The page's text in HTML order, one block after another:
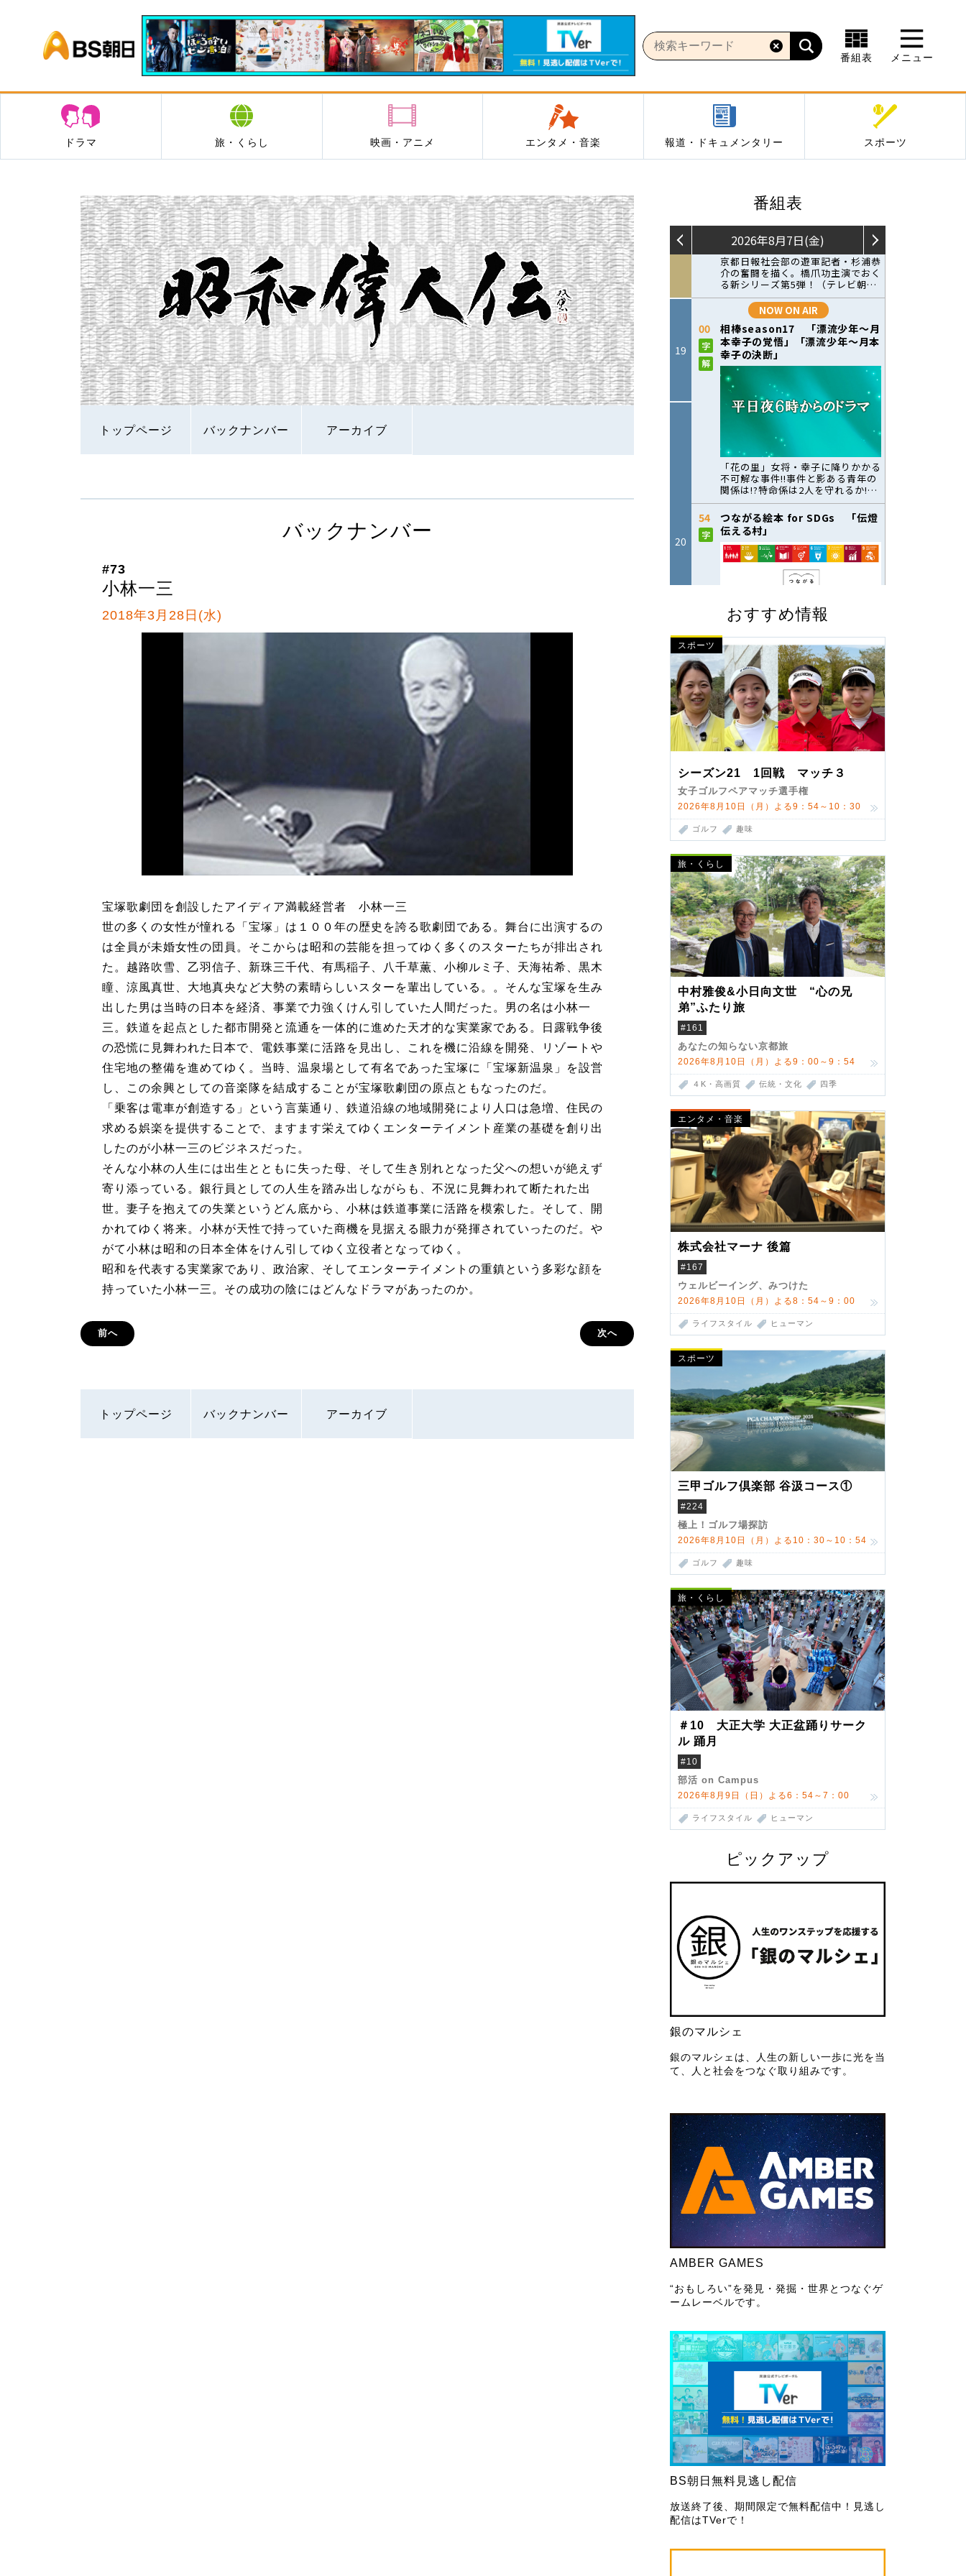
BS朝日
番組表 メニュー
ドラマ 旅・くらし 映画・アニメ エンタメ・音楽 報道・ドキュメンタリー スポーツ
トップページ バックナンバー アーカイブ
番組表
おすすめ情報
スポーツ
シーズン21 1回戦 マッチ３
女子ゴルフペアマッチ選手権
2026年8月10日（月）よる9：54～10：30
ゴルフ 趣味
旅・くらし
中村雅俊&小日向文世 “心の兄
弟”ふたり旅
#161
あなたの知らない京都旅
2026年8月10日（月）よる9：00～9：54
４K・高画質 伝統・文化 四季
エンタメ・音楽
株式会社マーナ 後篇
#167
ウェルビーイング、みつけた
2026年8月10日（月）よる8：54～9：00
ライフスタイル ヒューマン
スポーツ
三甲ゴルフ倶楽部 谷汲コース①
#224
極上！ゴルフ場探訪
2026年8月10日（月）よる10：30～10：54
ゴルフ 趣味
旅・くらし
＃10 大正大学 大正盆踊りサーク
ル 踊月
#10
部活 on Campus
2026年8月9日（日）よる6：54～7：00
ライフスタイル ヒューマン
ピックアップ
銀のマルシェ
銀のマルシェは、人生の新しい一歩に光を当
て、人と社会をつなぐ取り組みです。
AMBER GAMES
“おもしろい”を発見・発掘・世界とつなぐゲ
ームレーベルです。
BS朝日無料見逃し配信
放送終了後、期間限定で無料配信中！見逃し
配信はTVerで！
バックナンバー
#73
小林一三
2018年3月28日(水)
宝塚歌劇団を創設したアイディア満載経営者 小林一三
世の多くの女性が憧れる「宝塚」は１００年の歴史を誇る歌劇団である。舞台に出演するの
は全員が未婚女性の団員。そこからは昭和の芸能を担ってゆく多くのスターたちが排出され
た。越路吹雪、乙羽信子、新珠三千代、有馬稲子、八千草薫、小柳ルミ子、天海祐希、黒木
瞳、涼風真世、大地真央など大勢の素晴らしいスターを輩出している。。そんな宝塚を生み
出した男は当時の日本を経済、事業で力強くけん引していた人間だった。男の名は小林一
三。鉄道を起点とした都市開発と流通を一体的に進めた天才的な実業家である。日露戦争後
の恐慌に見舞われた日本で、電鉄事業に活路を見出し、これを機に沿線を開発、リゾートや
住宅地の整備を進めてゆく。当時、温泉場として有名であった宝塚に「宝塚新温泉」を設営
し、この余興としての音楽隊を結成することが宝塚歌劇団の原点ともなったのだ。
「乗客は電車が創造する」という言葉通り、鉄道沿線の地域開発により人口は急増、住民の
求める娯楽を提供することで、ますます栄えてゆくエンターテイメント産業の基礎を創り出
したのが小林一三のビジネスだった。
そんな小林の人生には出生とともに失った母、そして生き別れとなった父への想いが絶えず
寄り添っている。銀行員としての人生を踏み出しながらも、不況に見舞われて断たれた出
世。妻子を抱えての失業というどん底から、小林は鉄道事業に活路を模索した。そして、開
かれてゆく将来。小林が天性で持っていた商機を見据える眼力が発揮されていったのだ。や
がて小林は昭和の日本全体をけん引してゆく立役者となってゆく。
昭和を代表する実業家であり、政治家、そしてエンターテイメントの重鎮という多彩な顔を
持っていた小林一三。その成功の陰にはどんなドラマがあったのか。
前へ 次へ
トップページ バックナンバー アーカイブ